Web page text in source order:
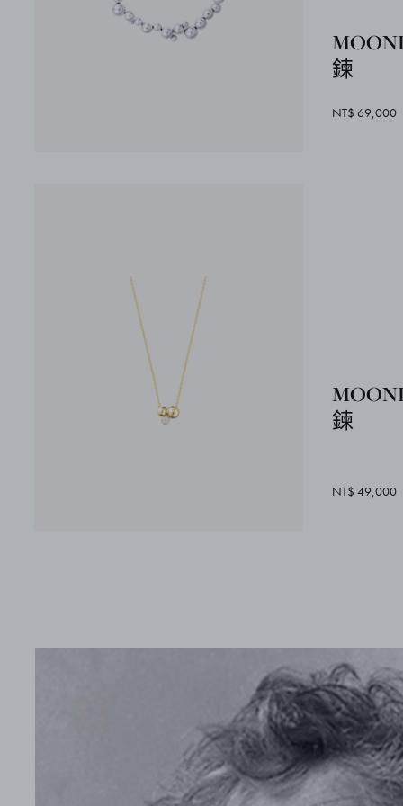
鍊
NT$ 69,000
鍊
NT$ 49,000